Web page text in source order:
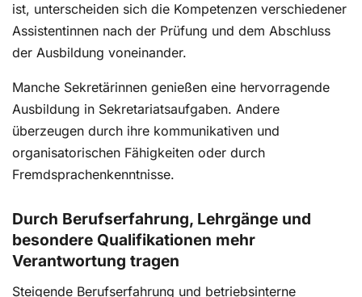
ist, unterscheiden sich die Kompetenzen verschiedener
Assistentinnen nach der Prüfung und dem Abschluss
der Ausbildung voneinander.
Manche Sekretärinnen genießen eine hervorragende
Ausbildung in Sekretariatsaufgaben. Andere
überzeugen durch ihre kommunikativen und
organisatorischen Fähigkeiten oder durch
Fremdsprachenkenntnisse.
Durch Berufserfahrung, Lehrgänge und
besondere Qualifikationen mehr
Verantwortung tragen
Steigende Berufserfahrung und betriebsinterne